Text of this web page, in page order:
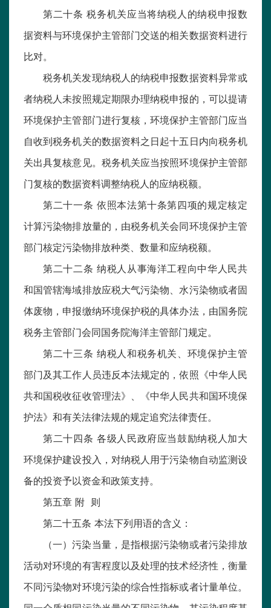
第二十条 税务机关应当将纳税人的纳税申报数
据资料与环境保护主管部门交送的相关数据资料进行
比对。
税务机关发现纳税人的纳税申报数据资料异常或
者纳税人未按照规定期限办理纳税申报的，可以提请
环境保护主管部门进行复核，环境保护主管部门应当
自收到税务机关的数据资料之日起十五日内向税务机
关出具复核意见。税务机关应当按照环境保护主管部
门复核的数据资料调整纳税人的应纳税额。
第二十一条 依照本法第十条第四项的规定核定
计算污染物排放量的，由税务机关会同环境保护主管
部门核定污染物排放种类、数量和应纳税额。
第二十二条 纳税人从事海洋工程向中华人民共
和国管辖海域排放应税大气污染物、水污染物或者固
体废物，申报缴纳环境保护税的具体办法，由国务院
税务主管部门会同国务院海洋主管部门规定。
第二十三条 纳税人和税务机关、环境保护主管
部门及其工作人员违反本法规定的，依照《中华人民
共和国税收征收管理法》、《中华人民共和国环境保
护法》和有关法律法规的规定追究法律责任。
第二十四条 各级人民政府应当鼓励纳税人加大
环境保护建设投入，对纳税人用于污染物自动监测设
备的投资予以资金和政策支持。
第五章 附 则
第二十五条 本法下列用语的含义：
（一）污染当量，是指根据污染物或者污染排放
活动对环境的有害程度以及处理的技术经济性，衡量
不同污染物对环境污染的综合性指标或者计量单位。